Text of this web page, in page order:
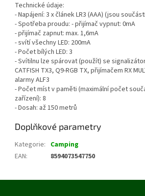
Technické údaje:
- Napájení: 3 x článek LR3 (AAA) (jsou
- Spotřeba proudu: - přijímač vypnut: 0mA
- přijímač zapnut: max. 1,6mA
- svítí všechny LED: 200mA
- Počet bílých LED: 3
- Svítilnu lze spárovat (použít) se
CATFISH TX3, Q9-RGB TX, přijímačem RX
alarmy ALF3
- Počet míst v paměti (maximální počet
zařízení): 8
- Dosah: až 150 metrů
Doplňkové parametry
Kategorie: Camping
EAN: 8594073547750